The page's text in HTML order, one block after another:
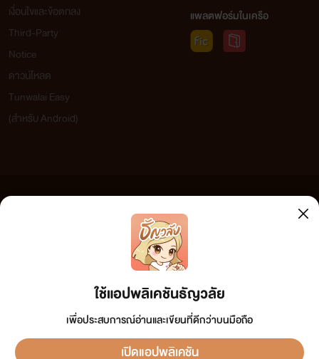
ใช้แอปพลิเคชันธัญวลัย
เพื่อประสบการณ์อ่านและเขียนที่ดีกว่าบนมือถือ
เปิดแอปพลิเคชัน
เงื่อนไขและข้อตกลง
Third-Party
Notice
ดาวน์โหลด
Tunwalai Easy
(สำหรับ Android)
แพลตฟอร์มในเครือ
เว็บไซต์แห่งนี้ไม่ได้เห็นด้วยและไม่ขอรับผิดชอบต่อข้อความใดๆ ทั้งสิ้น ดังนั้นผู้อ่านทุกท่านโปรดใช้
วิจารณญาณในการกลั่นกรองด้วยตนเอง และหากท่านพบข้อความใดๆ ที่ขัดต่อกฎหมายและศีลธรรม
กรุณาแจ้งมาที่ tunwalai@ookbee.com เพื่อทีมงานจะได้ดำเนินการในทันที ทั้งนี้ ทางเว็บไซต์ขอสงวน
ลิขสิทธิ์ตามพระราชบัญญัติลิขสิทธิ์ (ฉบับเพิ่มเติม) พ.ศ.2558